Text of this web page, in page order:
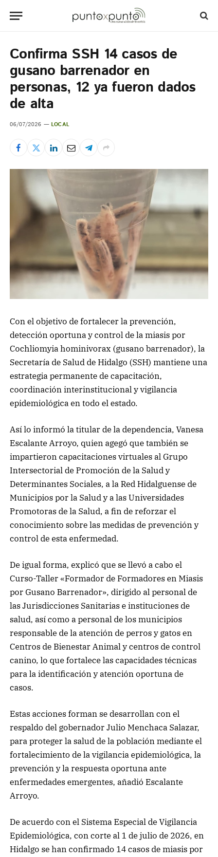
Confirma SSH 14 casos de
gusano barrenador en
personas, 12 ya fueron dados
de alta
06/07/2026 LOCAL
Con el objetivo de fortalecer la prevención,
detección oportuna y control de la miasis por
Cochliomyia hominivorax (gusano barrenador), la
Secretaría de Salud de Hidalgo (SSH) mantiene una
estrategia permanente de capacitación,
coordinación interinstitucional y vigilancia
epidemiológica en todo el estado.
Así lo informó la titular de la dependencia, Vanesa
Escalante Arroyo, quien agegó que también se
impartieron capacitaciones virtuales al Grupo
Intersectorial de Promoción de la Salud y
Determinantes Sociales, a la Red Hidalguense de
Municipios por la Salud y a las Universidades
Promotoras de la Salud, a fin de reforzar el
conocimiento sobre las medidas de prevención y
control de esta enfermedad.
De igual forma, explicó que se llevó a cabo el
Curso-Taller «Formador de Formadores en Miasis
por Gusano Barrenador», dirigido al personal de
las Jurisdicciones Sanitarias e instituciones de
salud, así como a personal de los municipios
responsable de la atención de perros y gatos en
Centros de Bienestar Animal y centros de control
canino, lo que fortalece las capacidades técnicas
para la identificación y atención oportuna de
casos.
Estas acciones forman se desarrollan con el
respaldo del gobernador Julio Menchaca Salazar,
para proteger la salud de la población mediante el
fortalecimiento de la vigilancia epidemiológica, la
prevención y la respuesta oportuna ante
enfermedades emergentes, añadió Escalante
Arroyo.
De acuerdo con el Sistema Especial de Vigilancia
Epidemiológica, con corte al 1 de julio de 2026, en
Hidalgo se han confirmado 14 casos de miasis por